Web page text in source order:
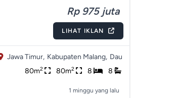
Rp 975 juta
LIHAT IKLAN
Jawa Timur, Kabupaten Malang, Dau
80m2 80m2 8 8
1 minggu yang lalu